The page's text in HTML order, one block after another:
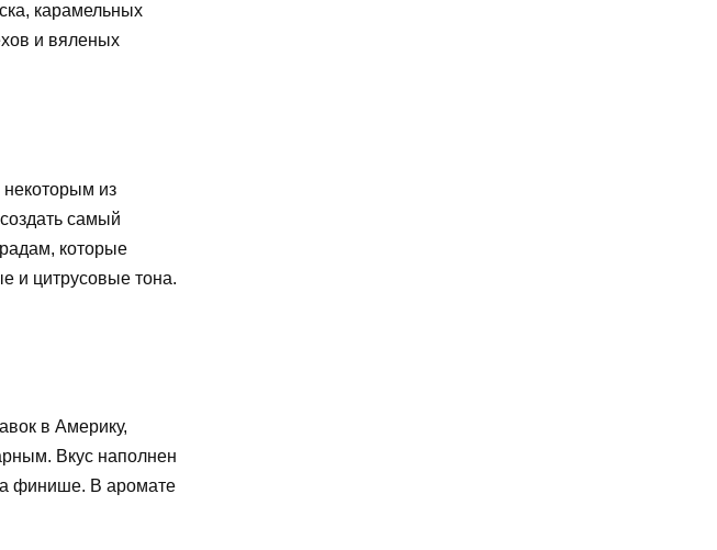
карамельных
и вяленых
некоторым из
самый
которые
и цитрусовые тона.
в Америку,
Вкус наполнен
финише. В аромате